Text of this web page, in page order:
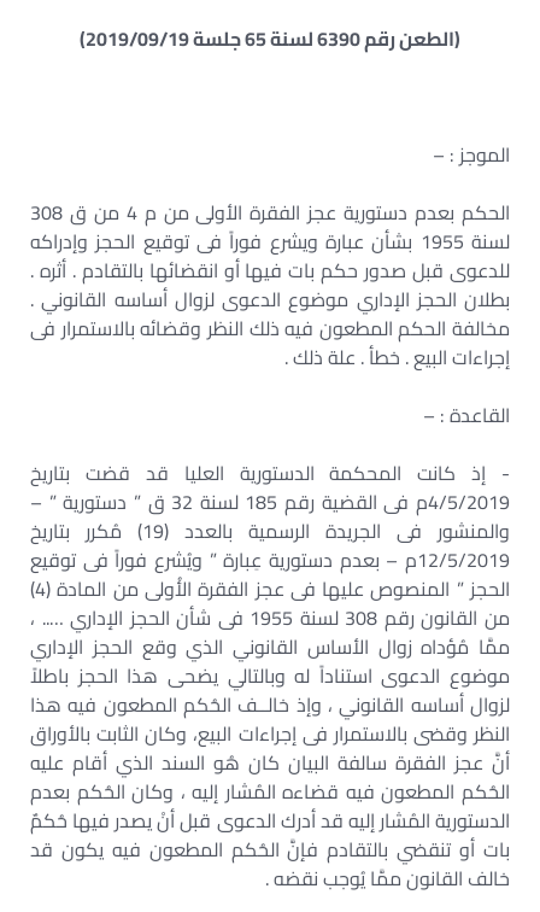
(الطعن رقم 6390 لسنة 65 جلسة 2019/09/19)
الموجز : –
الحكم بعدم دستورية عجز الفقرة الأولى من م 4 من ق 308
لسنة 1955 بشأن عبارة ويشرع فوراً فى ‏توقيع الحجز وإدراكه
للدعوى قبل صدور حكم بات فيها أو انقضائها بالتقادم . أثره .
بطلان الحجز ‏الإداري موضوع الدعوى لزوال أساسه القانوني .
مخالفة الحكم المطعون فيه ذلك النظر وقضائه ‏بالاستمرار فى
إجراءات البيع . خطأ . علة ذلك .
القاعدة : –
‏- إذ كانت المحكمة الدستورية العليا قد قضت بتاريخ
4/5/2019م فى القضية رقم 185 لسنة 32 ق ” ‏دستورية ” –
والمنشور فى الجريدة الرسمية بالعدد (19) مُكرر بتاريخ
12/5/2019م – بعدم دستورية ‏عِبارة ” ويُشرع فوراً فى توقيع
الحجز ” المنصوص عليها فى عجز الفقرة الأُولى من المادة (4)
من ‏القانون رقم 308 لسنة 1955 فى شأن الحجز الإداري ….. ،
ممَّا مُؤداه زوال الأساس القانوني الذي ‏وقع الحجز الإداري
موضوع الدعوى استناداً له وبالتالي يضحى هذا الحجز باطلاً
لزوال أساسه القانوني ‏، وإذ خالــف الحُكم المطعون فيه هذا
النظر وقضى بالاستمرار فى إجراءات البيع، وكان الثابت بالأوراق
‏أنَّ عجز الفقرة سالفة البيان كان هُو السند الذي أقام عليه
الحُكم المطعون فيه قضاءه المُشار إليه ، ‏وكان الحُكم بعدم
الدستورية المُشار إليه قد أدرك الدعوى قبل أنْ يصدر فيها حُكمٌ
بات أو تنقضي بالتقادم ‏فإنَّ الحُكم المطعون فيه يكون قد
خالف القانون ممَّا يُوجب نقضه . ‏